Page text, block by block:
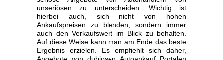
unseriösen zu unterscheiden. Wichtig ist
hierbei auch, sich nicht von hohen
Ankaufspreisen zu blenden, sondern immer
auch den Verkaufswert im Blick zu behalten.
Auf diese Weise kann man am Ende das beste
Ergebnis erzielen. Es empfiehlt sich daher,